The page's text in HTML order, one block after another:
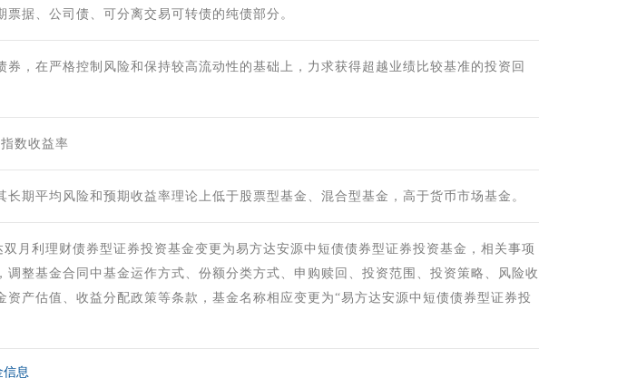
票据、公司债、可分离交易可转债的纯债部分。
券，在严格控制风险和保持较高流动性的基础上，力求获得超越业绩比较基准的投资回
数收益率
长期平均风险和预期收益率理论上低于股票型基金、混合型基金，高于货币市场基金。
双月利理财债券型证券投资基金变更为易方达安源中短债债券型证券投资基金，相关事项
调整基金合同中基金运作方式、份额分类方式、申购赎回、投资范围、投资策略、风险收
资产估值、收益分配政策等条款，基金名称相应变更为“易方达安源中短债债券型证券投
信息